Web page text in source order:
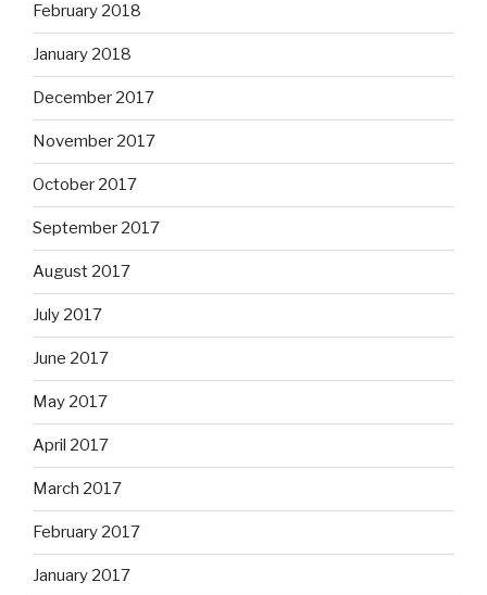
February 2018
January 2018
December 2017
November 2017
October 2017
September 2017
August 2017
July 2017
June 2017
May 2017
April 2017
March 2017
February 2017
January 2017